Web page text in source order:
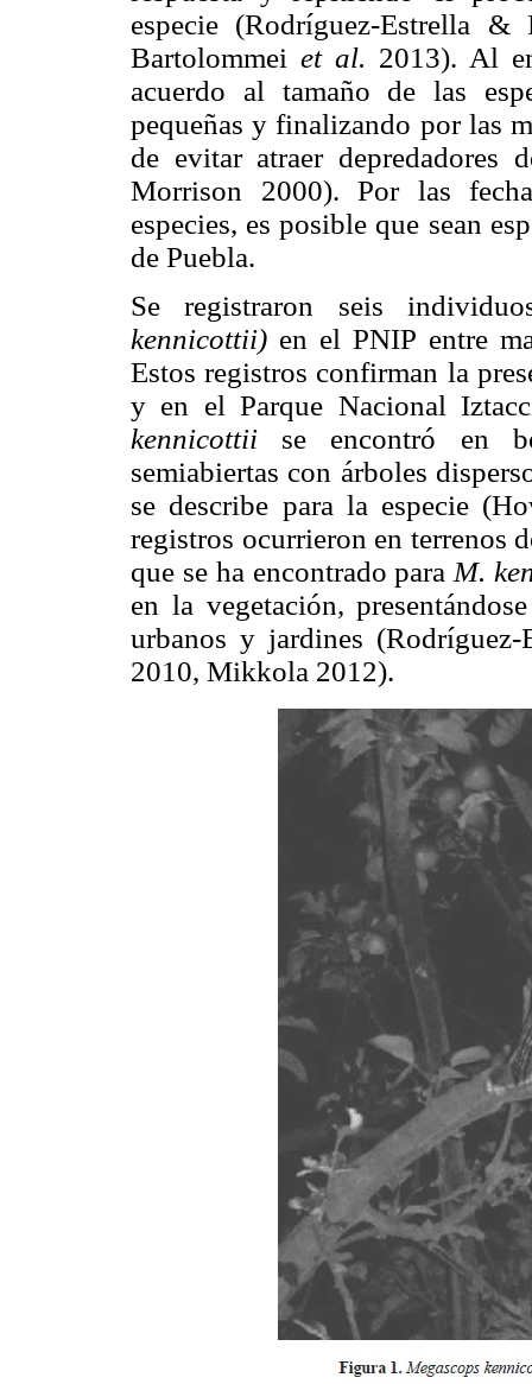
especie (Rodríguez-Estrella
Bartolommei et al. 2013). Al
acuerdo al tamaño de las
pequeñas y finalizando por las
de evitar atraer depredadores
Morrison 2000). Por las
especies, es posible que sean
de Puebla.
Se registraron seis
kennicottii) en el PNIP entre
Estos registros confirman la
y en el Parque Nacional
kennicottii se encontró en
semiabiertas con árboles
se describe para la especie
registros ocurrieron en terrenos
que se ha encontrado para M.
en la vegetación,
urbanos y jardines
2010, Mikkola 2012).